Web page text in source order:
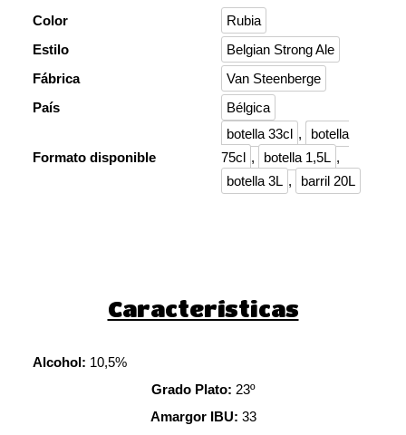
Color
Rubia
Estilo
Belgian Strong Ale
Fábrica
Van Steenberge
País
Bélgica
Formato disponible
botella 33cl ,
botella
75cl , botella 1,5L ,
botella 3L , barril 20L
Características
Alcohol: 10,5%
Grado Plato: 23º
Amargor IBU: 33